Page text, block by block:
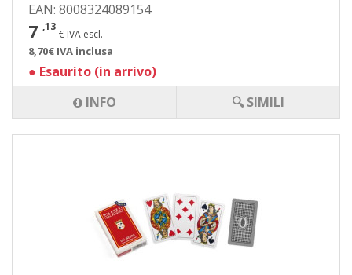
EAN: 8008324089154
7 ,13
€ IVA escl.
8,70€ IVA inclusa
● Esaurito (in arrivo)
INFO
🔍 SIMILI